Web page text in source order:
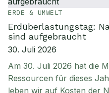
ERDE & UMWELT
Erdüberlastungstag:
sind aufgebraucht
30. Juli 2026
Am 30. Juli 2026 hat die
Ressourcen für dieses
leben wir auf Kosten der